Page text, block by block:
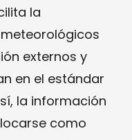
la
externos y
en el estándar
la información
como